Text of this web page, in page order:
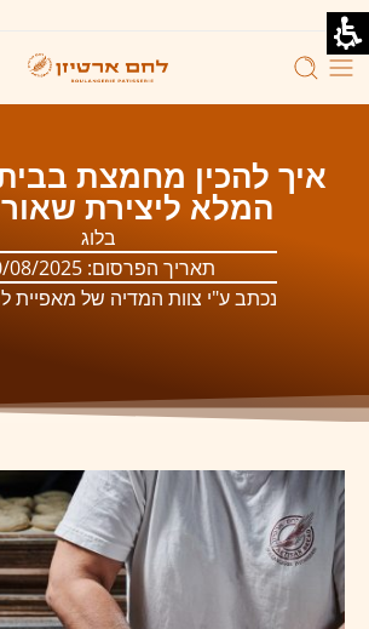
איך להכין מחמצת
המלא ליצירת
בלוג
תאריך הפרסום: 08/2025
נכתב ע"י צוות המדיה של מאפיית